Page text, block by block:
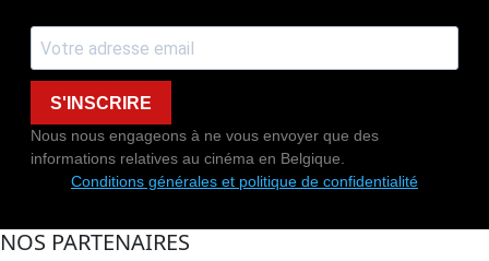
S'INSCRIRE
Nous nous engageons à ne vous envoyer que des
informations relatives au cinéma en Belgique.
Conditions générales et politique de confidentialité
NOS PARTENAIRES